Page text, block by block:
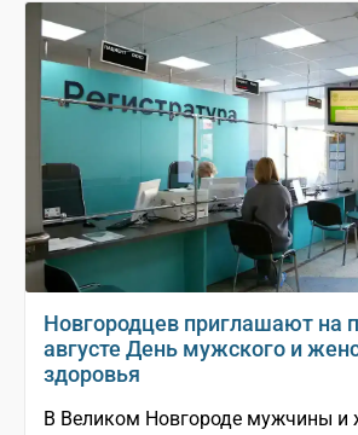
Новгородцев приглашают на
августе День мужского и
здоровья
В Великом Новгороде мужчины и